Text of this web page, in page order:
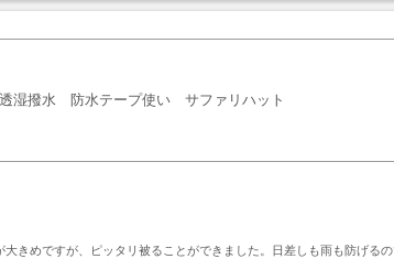
湿撥水 防水テープ使い サファリハット
きめですが、ピッタリ被ることができました。日差しも雨も防げるの